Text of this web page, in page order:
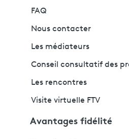
FAQ
Nous contacter
Les médiateurs
Conseil consultatif des
Les rencontres
Visite virtuelle FTV
Avantages fidélité